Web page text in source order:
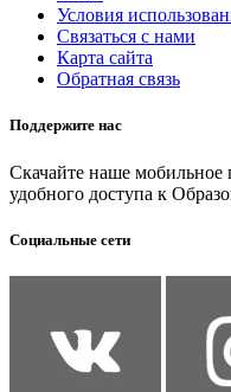
Условия
Связаться с нами
Карта сайта
Обратная связь
Поддержите нас
Скачайте наше мобильное
удобного доступа к
Социальные сети